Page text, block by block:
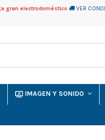
gran electrodoméstico VER
IMAGEN Y SONIDO